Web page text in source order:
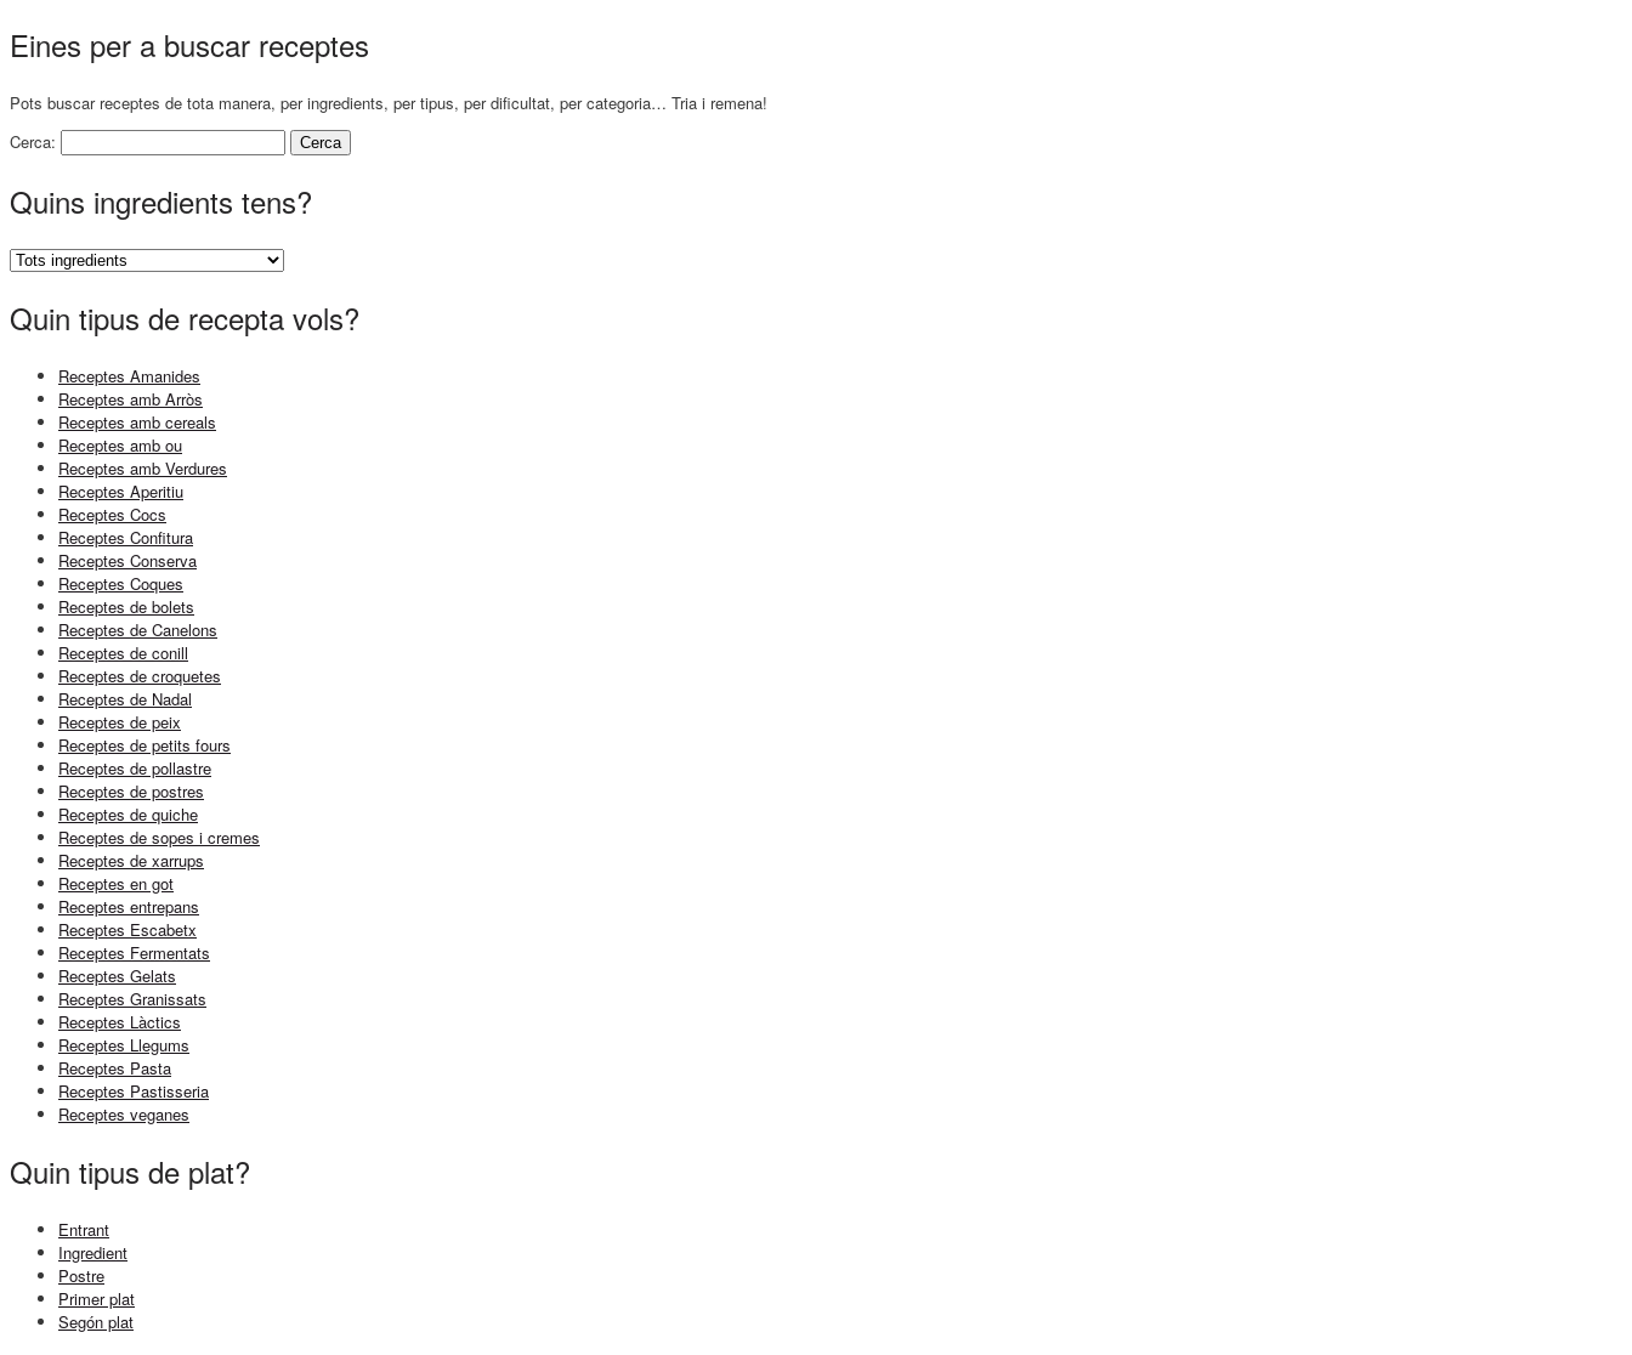
Eines per a buscar receptes
Pots buscar receptes de tota manera, per ingredients, per tipus, per dificultat, per categoria… Tria i remena!
Cerca:
Quins ingredients tens?
Quin tipus de recepta vols?
Receptes Amanides
Receptes amb Arròs
Receptes amb cereals
Receptes amb ou
Receptes amb Verdures
Receptes Aperitiu
Receptes Cocs
Receptes Confitura
Receptes Conserva
Receptes Coques
Receptes de bolets
Receptes de Canelons
Receptes de conill
Receptes de croquetes
Receptes de Nadal
Receptes de peix
Receptes de petits fours
Receptes de pollastre
Receptes de postres
Receptes de quiche
Receptes de sopes i cremes
Receptes de xarrups
Receptes en got
Receptes entrepans
Receptes Escabetx
Receptes Fermentats
Receptes Gelats
Receptes Granissats
Receptes Làctics
Receptes Llegums
Receptes Pasta
Receptes Pastisseria
Receptes veganes
Quin tipus de plat?
Entrant
Ingredient
Postre
Primer plat
Segón plat